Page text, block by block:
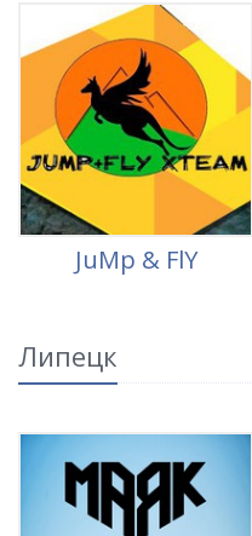
JuMp & FlY
Липецк